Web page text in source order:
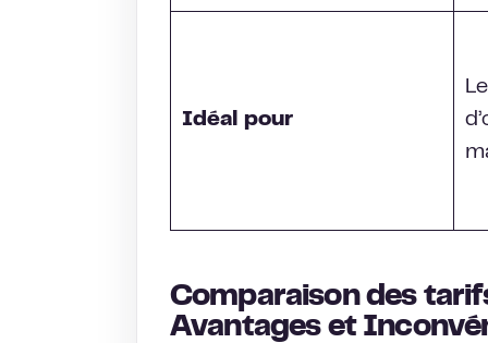
Idéal pour
Comparaison des
Avantages et